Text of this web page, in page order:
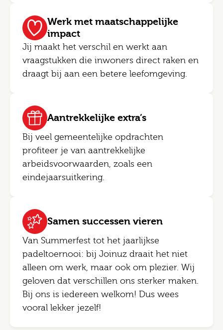
Werk met maatschappelijke
impact
Jij maakt het verschil en werkt aan
vraagstukken die inwoners direct raken en
draagt bij aan een betere leefomgeving.
Aantrekkelijke extra’s
Bij veel gemeentelijke opdrachten
profiteer je van aantrekkelijke
arbeidsvoorwaarden, zoals een
eindejaarsuitkering.
Samen successen vieren
Van Summerfest tot het jaarlijkse
padeltoernooi: bij Joinuz draait het niet
alleen om werk, maar ook om plezier. Wij
geloven dat verschillen ons sterker maken.
Bij ons is iedereen welkom! Dus wees
vooral lekker jezelf!